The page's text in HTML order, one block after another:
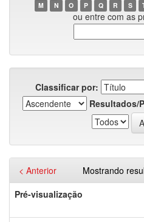
M
N O P Q R S
ou entre com as
Classificar por:
Resultados/
Mostrando
< Anterior
Pré-visualização